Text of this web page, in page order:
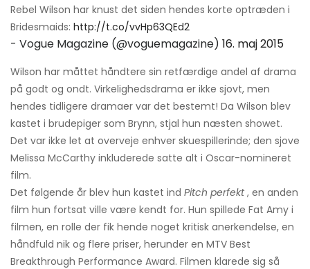
Rebel Wilson har knust det siden hendes korte optræden i
Bridesmaids: http://t.co/vvHp63QEd2
- Vogue Magazine (@voguemagazine) 16. maj 2015
Wilson har måttet håndtere sin retfærdige andel af drama
på godt og ondt. Virkelighedsdrama er ikke sjovt, men
hendes tidligere dramaer var det bestemt! Da Wilson blev
kastet i brudepiger som Brynn, stjal hun næsten showet.
Det var ikke let at overveje enhver skuespillerinde; den sjove
Melissa McCarthy inkluderede satte alt i Oscar-nomineret
film.
Det følgende år blev hun kastet ind Pitch perfekt, en anden
film hun fortsat ville være kendt for. Hun spillede Fat Amy i
filmen, en rolle der fik hende noget kritisk anerkendelse, en
håndfuld nik og flere priser, herunder en MTV Best
Breakthrough Performance Award. Filmen klarede sig så